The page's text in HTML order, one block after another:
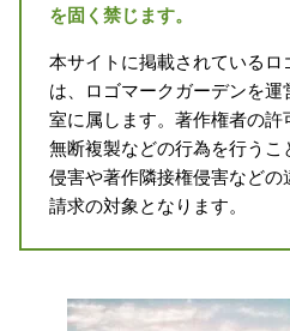
を固く禁じます。
本サイトに掲載されているロ
は、ロゴマークガーデンを
室に属します。著作権者の許
無断複製などの行為を行う
侵害や著作隣接権侵害など
請求の対象となります。